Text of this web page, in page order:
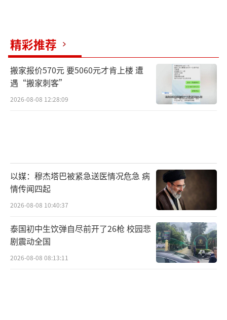
精彩推荐
搬家报价570元 要5060元才肯上楼 遭
遇“搬家刺客”
2026-08-08 12:28:09
以媒：穆杰塔巴被紧急送医情况危急 病
情传闻四起
2026-08-08 10:40:37
泰国初中生饮弹自尽前开了26枪 校园悲
剧震动全国
2026-08-08 08:13:11